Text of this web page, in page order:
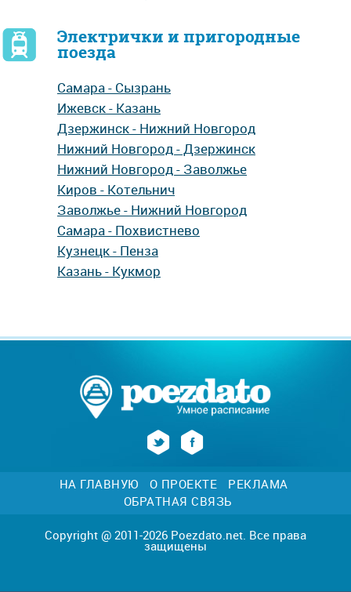
Электрички и пригородные
поезда
Самара - Сызрань
Ижевск - Казань
Дзержинск - Нижний Новгород
Нижний Новгород - Дзержинск
Нижний Новгород - Заволжье
Киров - Котельнич
Заволжье - Нижний Новгород
Самара - Похвистнево
Кузнецк - Пенза
Казань - Кукмор
НА ГЛАВНУЮ О ПРОЕКТЕ
РЕКЛАМА
ОБРАТНАЯ СВЯЗЬ
Copyright @ 2011-2026 Poezdato.net. Все права
защищены